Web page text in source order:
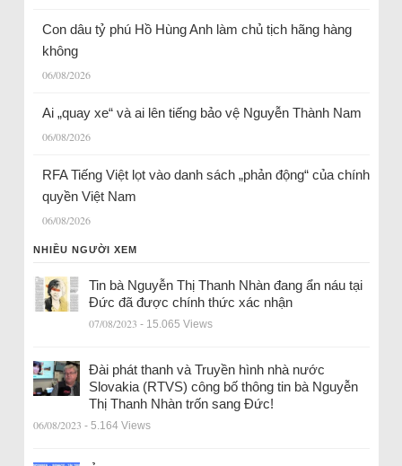
Con dâu tỷ phú Hồ Hùng Anh làm chủ tịch hãng hàng
không
06/08/2026
Ai „quay xe“ và ai lên tiếng bảo vệ Nguyễn Thành Nam
06/08/2026
RFA Tiếng Việt lọt vào danh sách „phản động“ của chính
quyền Việt Nam
06/08/2026
NHIỀU NGƯỜI XEM
Tin bà Nguyễn Thị Thanh Nhàn đang ẩn náu tại
Đức đã được chính thức xác nhận
07/08/2023 - 15.065 Views
Đài phát thanh và Truyền hình nhà nước
Slovakia (RTVS) công bố thông tin bà Nguyễn
Thị Thanh Nhàn trốn sang Đức!
06/08/2023 - 5.164 Views